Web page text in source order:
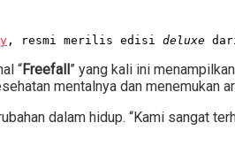
, resmi merilis edisi deluxe
“Freefall ” yang kali ini
mentalnya dan menemukan
dalam hidup. “Kami sangat